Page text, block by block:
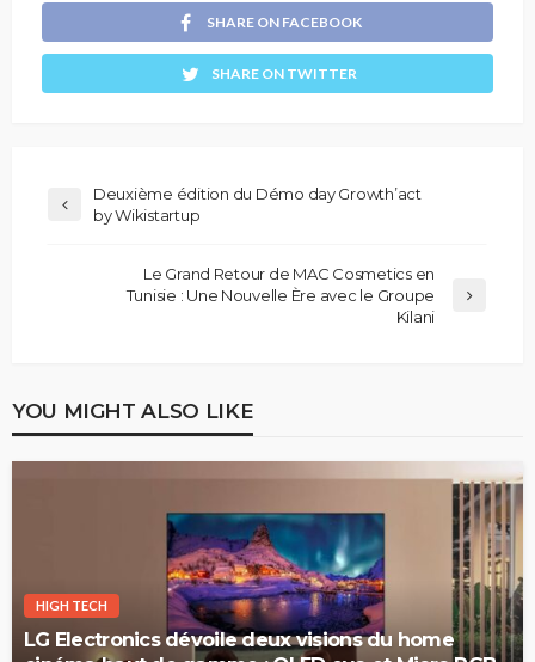
SHARE ON FACEBOOK
SHARE ON TWITTER
Deuxième édition du Démo day Growth’act
by Wikistartup
Le Grand Retour de MAC Cosmetics en
Tunisie : Une Nouvelle Ère avec le Groupe
Kilani
YOU MIGHT ALSO LIKE
HIGH TECH
LG Electronics dévoile deux visions du home